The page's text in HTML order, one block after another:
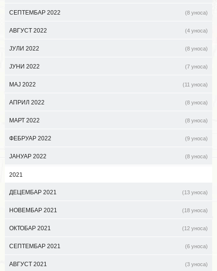
СЕПТЕМБАР 2022 (8 уноса)
АВГУСТ 2022 (4 уноса)
ЈУЛИ 2022 (8 уноса)
ЈУНИ 2022 (7 уноса)
МАЈ 2022 (11 уноса)
АПРИЛ 2022 (8 уноса)
МАРТ 2022 (8 уноса)
ФЕБРУАР 2022 (9 уноса)
ЈАНУАР 2022 (8 уноса)
2021
ДЕЦЕМБАР 2021 (13 уноса)
НОВЕМБАР 2021 (18 уноса)
ОКТОБАР 2021 (12 уноса)
СЕПТЕМБАР 2021 (6 уноса)
АВГУСТ 2021 (3 уноса)